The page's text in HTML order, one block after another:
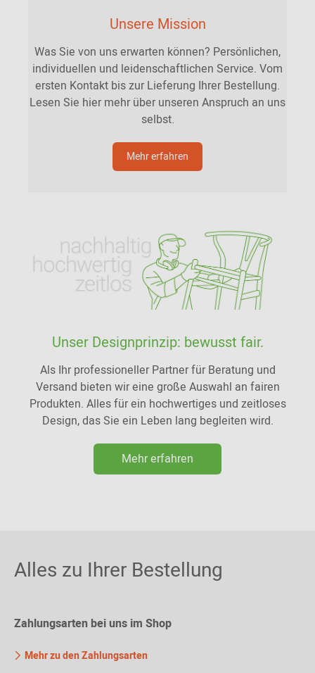
Unsere Mission
Was Sie von uns erwarten können? Persönlichen,
individuellen und leidenschaftlichen Service. Vom
ersten Kontakt bis zur Lieferung Ihrer Bestellung.
Lesen Sie hier mehr über unseren Anspruch an uns
selbst.
Mehr erfahren
Unser Designprinzip: bewusst fair.
Als Ihr professioneller Partner für Beratung und
Versand bieten wir eine große Auswahl an fairen
Produkten. Alles für ein hochwertiges und zeitloses
Design, das Sie ein Leben lang begleiten wird.
Mehr erfahren
Alles zu Ihrer Bestellung
Zahlungsarten bei uns im Shop
Mehr zu den Zahlungsarten